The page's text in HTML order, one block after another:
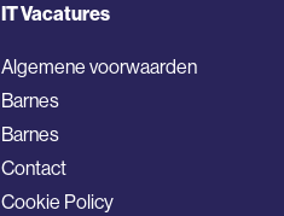
IT Vacatures
Algemene voorwaarden
Barnes
Barnes
Contact
Cookie Policy